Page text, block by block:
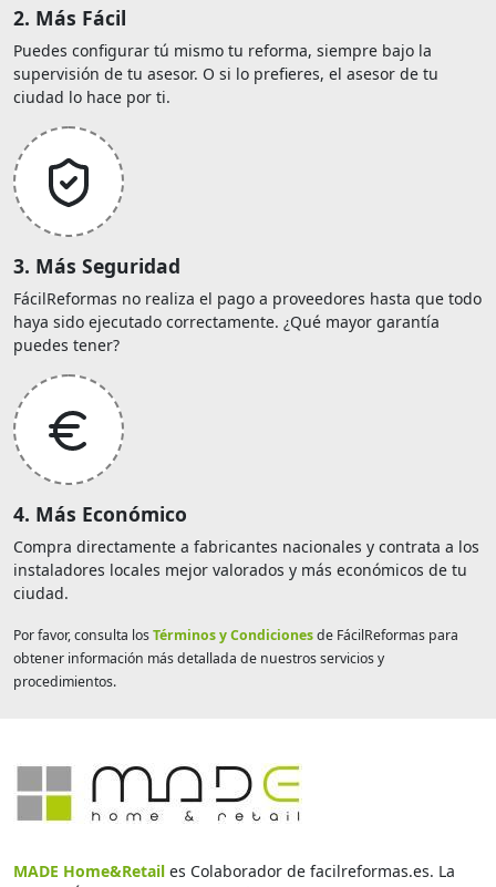
2. Más Fácil
Puedes configurar tú mismo tu reforma, siempre bajo la
supervisión de tu asesor. O si lo prefieres, el asesor de tu
ciudad lo hace por ti.
3. Más Seguridad
FácilReformas no realiza el pago a proveedores hasta que todo
haya sido ejecutado correctamente. ¿Qué mayor garantía
puedes tener?
4. Más Económico
Compra directamente a fabricantes nacionales y contrata a los
instaladores locales mejor valorados y más económicos de tu
ciudad.
Por favor, consulta losTérminos y Condicionesde FácilReformas para
obtener información más detallada de nuestros servicios y
procedimientos.
MADE Home&Retail es Colaborador de facilreformas.es. La